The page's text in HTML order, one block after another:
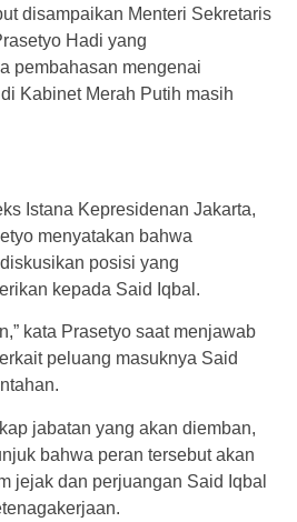
disampaikan Menteri Sekretaris
Hadi yang
pembahasan mengenai
Kabinet Merah Putih masih
Istana Kepresidenan Jakarta,
menyatakan bahwa
posisi yang
kepada Said Iqbal.
kata Prasetyo saat menjawab
peluang masuknya Said
jabatan yang akan diemban,
bahwa peran tersebut akan
jejak dan perjuangan Said Iqbal